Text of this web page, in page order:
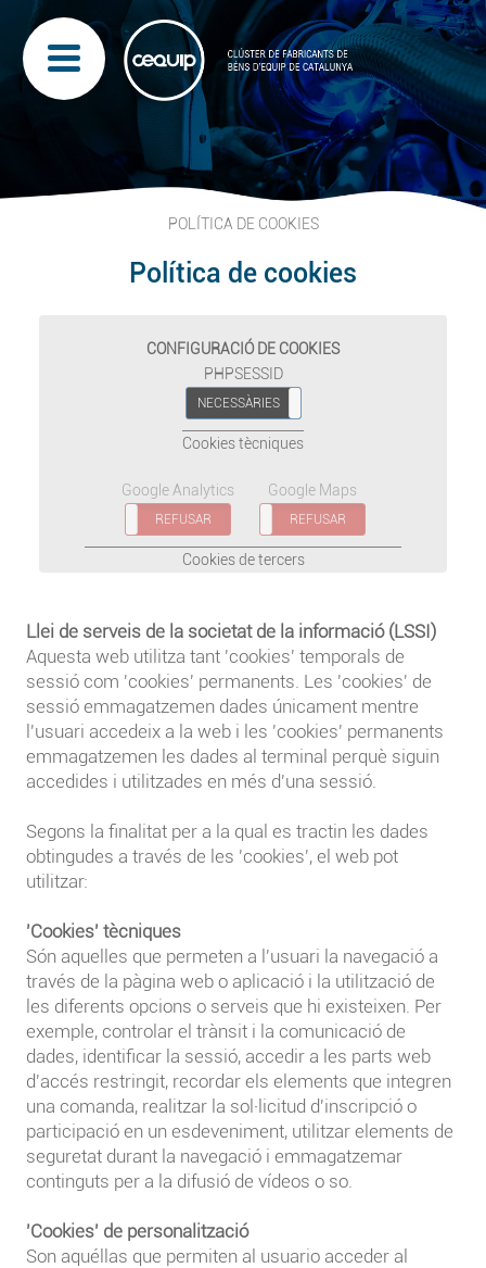
POLÍTICA DE COOKIES
Política de cookies
CONFIGURACIÓ DE COOKIES
PHPSESSID
NECESSÀRIES
Cookies tècniques
Google Analytics
REFUSAR
Google Maps
ACCEPTAR REFUSAR
Cookies de tercers
Llei de serveis de la societat de la informació (LSSI)
Aquesta web utilitza tant 'cookies' temporals de
sessió com 'cookies' permanents. Les 'cookies' de
sessió emmagatzemen dades únicament mentre
l'usuari accedeix a la web i les 'cookies' permanents
emmagatzemen les dades al terminal perquè siguin
accedides i utilitzades en més d'una sessió.
Segons la finalitat per a la qual es tractin les dades
obtingudes a través de les 'cookies', el web pot
utilitzar:
'Cookies' tècniques
Són aquelles que permeten a l'usuari la navegació a
través de la pàgina web o aplicació i la utilització de
les diferents opcions o serveis que hi existeixen. Per
exemple, controlar el trànsit i la comunicació de
dades, identificar la sessió, accedir a les parts web
d'accés restringit, recordar els elements que integren
una comanda, realitzar la sol·licitud d'inscripció o
participació en un esdeveniment, utilitzar elements de
seguretat durant la navegació i emmagatzemar
continguts per a la difusió de vídeos o so.
'Cookies' de personalització
Son aquéllas que permiten al usuario acceder al